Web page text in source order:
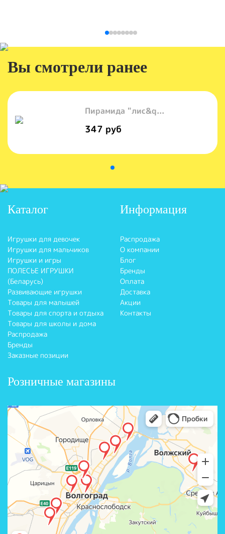
Вы смотрели ранее
Пирамида "лис&q...
347 руб
Каталог
Игрушки для девочек
Игрушки для мальчиков
Игрушки и игры
ПОЛЕСЬЕ ИГРУШКИ
(Беларусь)
Развивающие игрушки
Товары для малышей
Товары для спорта и отдыха
Товары для школы и дома
Распродажа
Бренды
Заказные позиции
Информация
Распродажа
О компании
Блог
Бренды
Оплата
Доставка
Акции
Контакты
Розничные магазины